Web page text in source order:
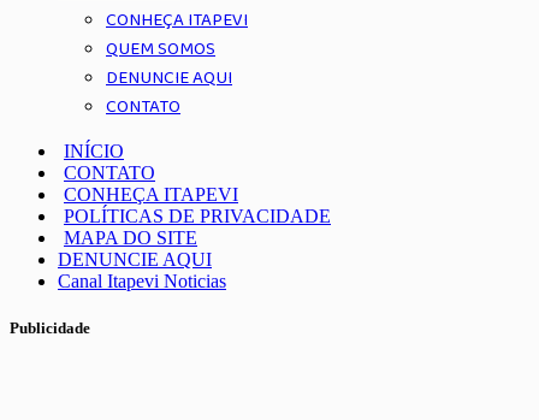
CONHEÇA ITAPEVI
QUEM SOMOS
DENUNCIE AQUI
CONTATO
INÍCIO
CONTATO
CONHEÇA ITAPEVI
POLÍTICAS DE PRIVACIDADE
MAPA DO SITE
DENUNCIE AQUI
Canal Itapevi Noticias
Publicidade